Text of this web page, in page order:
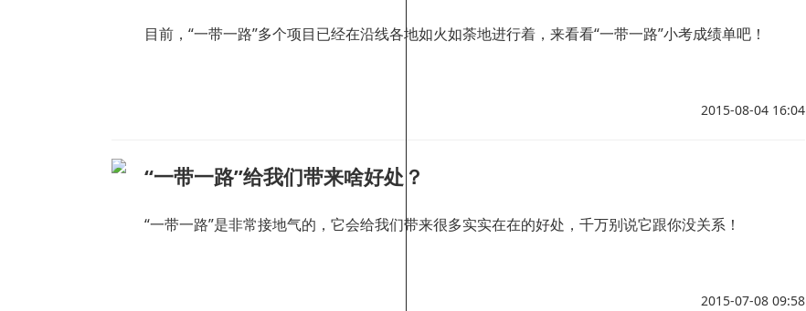
目前，“一带一路”多个项目已经在沿线各地如火如荼地进行着，来看看“一带一路”小考成绩单吧！
2015-08-04 16:04
“一带一路”给我们带来啥好处？
“一带一路”是非常接地气的，它会给我们带来很多实实在在的好处，千万别说它跟你没关系！
2015-07-08 09:58